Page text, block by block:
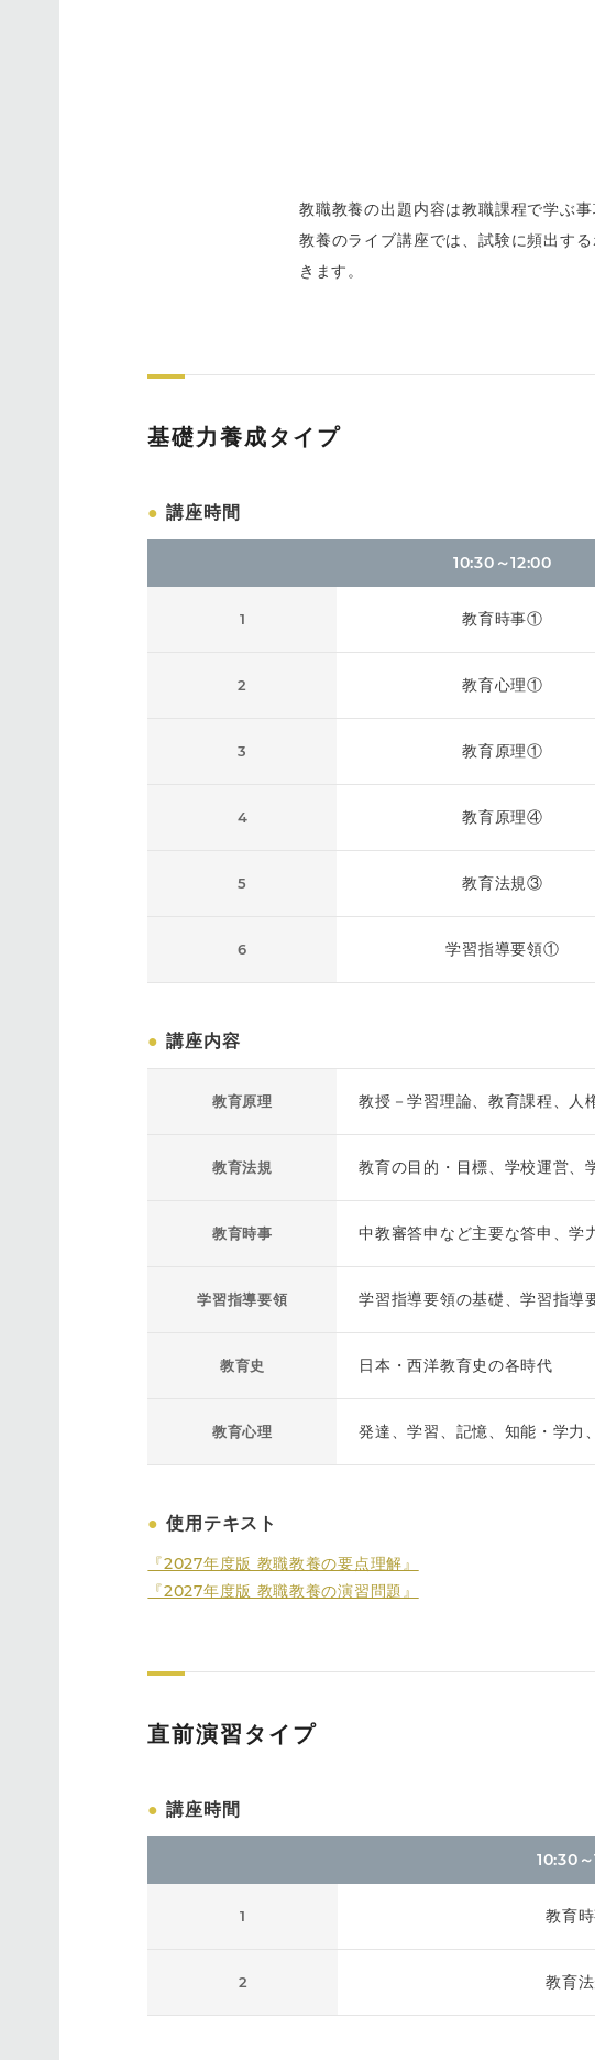
教職教養の出題内容は教職課程で学ぶ
教養のライブ講座では、試験に頻出す
きます。
基礎力養成タイプ
● 講座時間
10:30～12:00
1 教育時事①
2 教育心理①
3 教育原理①
4 教育原理④
5 教育法規③
6 学習指導要領①
● 講座内容
教育原理 教授－学習理論、教育課程、人
教育法規 教育の目的・目標、学校運営、
教育時事 中教審答申など主要な答申、学
学習指導要領 学習指導要領の基礎、学習指導
教育史 日本・西洋教育史の各時代
教育心理 発達、学習、記憶、知能・学力
● 使用テキスト
『2027年度版 教職教養の要点理解』
『2027年度版 教職教養の演習問題』
直前演習タイプ
● 講座時間
10:30
1 教育
2 教育